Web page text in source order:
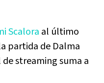
Scalora al último
partida de Dalma
streaming suma a